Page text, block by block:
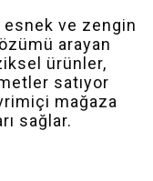
esnek ve zengin
arayan
ürünler,
satıyor
mağaza
sağlar.